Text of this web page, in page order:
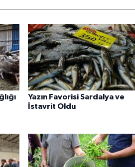
Yazın Favorisi Sardalya ve
İstavrit Oldu